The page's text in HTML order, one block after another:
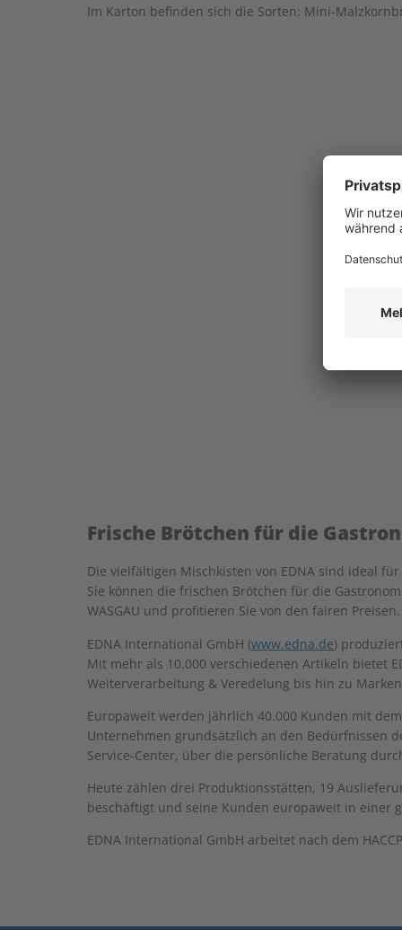
Im Karton befinden sich die Sorten: Mini-
Frische Brötchen für die
Die vielfältigen Mischkisten von EDNA sind ideal
Sie können die frischen Brötchen für die
WASGAU und profitieren Sie von den fairen Preisen.
EDNA International GmbH (www.edna.de)
Mit mehr als 10.000 verschiedenen Artikeln bietet
Weiterverarbeitung & Veredelung bis hin zu
Europaweit werden jährlich 40.000 Kunden mit
Unternehmen grundsätzlich an den Bedürfnissen
Service-Center, über die persönliche Beratung
Heute zählen drei Produktionsstätten, 19
beschäftigt und seine Kunden europaweit in einer
EDNA International GmbH arbeitet nach dem